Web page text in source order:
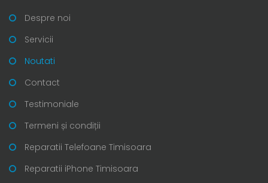
Despre noi
Servicii
Noutati
Contact
Testimoniale
Termeni și condiții
Reparatii Telefoane Timisoara
Reparatii iPhone Timisoara